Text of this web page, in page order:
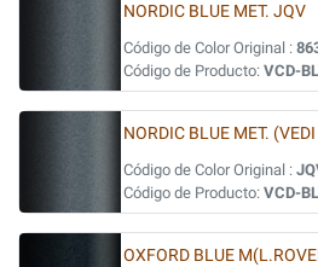
NORDIC BLUE MET. JQV
Código de Color Original :
Código de Producto: VCD-
NORDIC BLUE MET.
Código de Color Original :
Código de Producto: VCD-
OXFORD BLUE